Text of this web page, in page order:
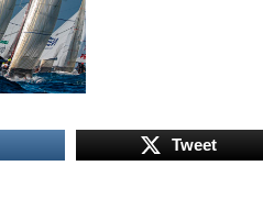
Tweet